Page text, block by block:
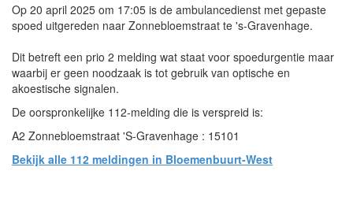
Op 20 april 2025 om 17:05 is de ambulancedienst met gepaste
spoed uitgereden naar Zonnebloemstraat te 's-Gravenhage.
Dit betreft een prio 2 melding wat staat voor spoedurgentie maar
waarbij er geen noodzaak is tot gebruik van optische en
akoestische signalen.
De oorspronkelijke 112-melding die is verspreid is:
A2 Zonnebloemstraat 'S-Gravenhage : 15101
Bekijk alle 112 meldingen in Bloemenbuurt-West